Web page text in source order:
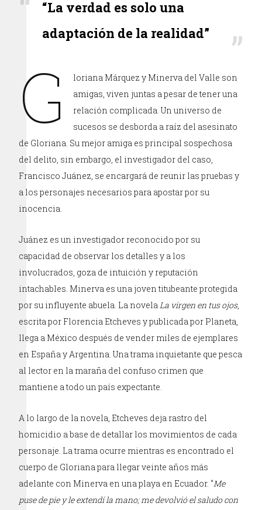
“La verdad es solo una
adaptación de la realidad”
G
loriana Márquez y Minerva del Valle son
amigas, viven juntas a pesar de tener una
relación complicada. Un universo de
sucesos se desborda a raíz del asesinato
de Gloriana. Su mejor amiga es principal sospechosa
del delito, sin embargo, el investigador del caso,
Francisco Juánez, se encargará de reunir las pruebas y
a los personajes necesarios para apostar por su
inocencia.
Juánez es un investigador reconocido por su
capacidad de observar los detalles y a los
involucrados, goza de intuición y reputación
intachables. Minerva es una joven titubeante protegida
por su influyente abuela. La novelaLa virgen en tus ojos,
escrita por Florencia Etcheves y publicada por Planeta,
llega a México después de vender miles de ejemplares
en España y Argentina. Una trama inquietante que pesca
al lector en la maraña del confuso crimen que
mantiene a todo un país expectante.
A lo largo de la novela, Etcheves deja rastro del
homicidio a base de detallar los movimientos de cada
personaje. La trama ocurre mientras es encontrado el
cuerpo de Gloriana para llegar veinte años más
adelante con Minerva en una playa en Ecuador. “Me
puse de pie y le extendí la mano; me devolvió el saludo con